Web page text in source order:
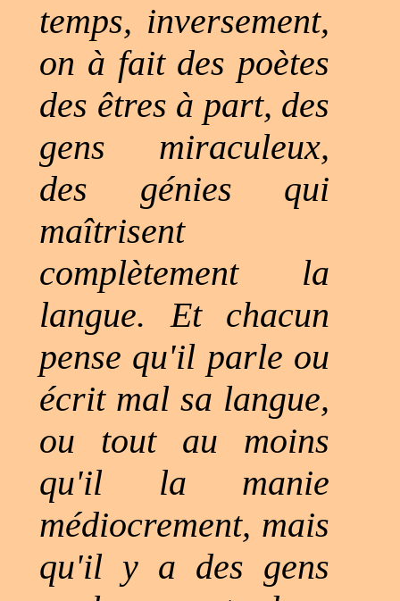
temps, inversement,
on à fait des poètes
des êtres à part, des
gens miraculeux,
des génies qui
maîtrisent
complètement la
langue. Et chacun
pense qu'il parle ou
écrit mal sa langue,
ou tout au moins
qu'il la manie
médiocrement, mais
qu'il y a des gens